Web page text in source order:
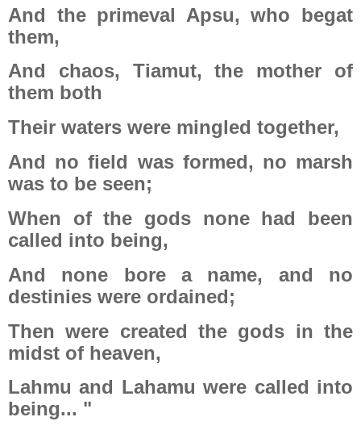
And the primeval Apsu, who begat
them,
And chaos, Tiamut, the mother of
them both
Their waters were mingled together,
And no field was formed, no marsh
was to be seen;
When of the gods none had been
called into being,
And none bore a name, and no
destinies were ordained;
Then were created the gods in the
midst of heaven,
Lahmu and Lahamu were called into
being... "